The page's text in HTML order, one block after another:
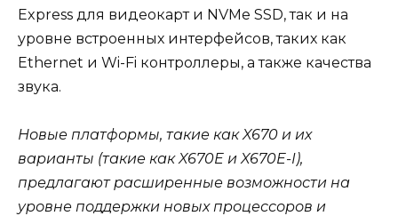
Express для видеокарт и NVMe SSD, так и на
уровне встроенных интерфейсов, таких как
Ethernet и Wi-Fi контроллеры, а также качества
звука.
Новые платформы, такие как X670 и их
варианты (такие как X670E и X670E-I),
предлагают расширенные возможности на
уровне поддержки новых процессоров и